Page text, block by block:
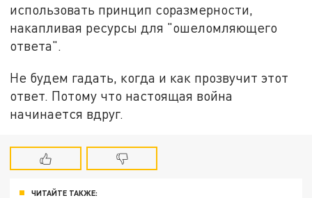
использовать принцип соразмерности,
накапливая ресурсы для "ошеломляющего
ответа".
Не будем гадать, когда и как прозвучит этот
ответ. Потому что настоящая война
начинается вдруг.
ЧИТАЙТЕ ТАКЖЕ: